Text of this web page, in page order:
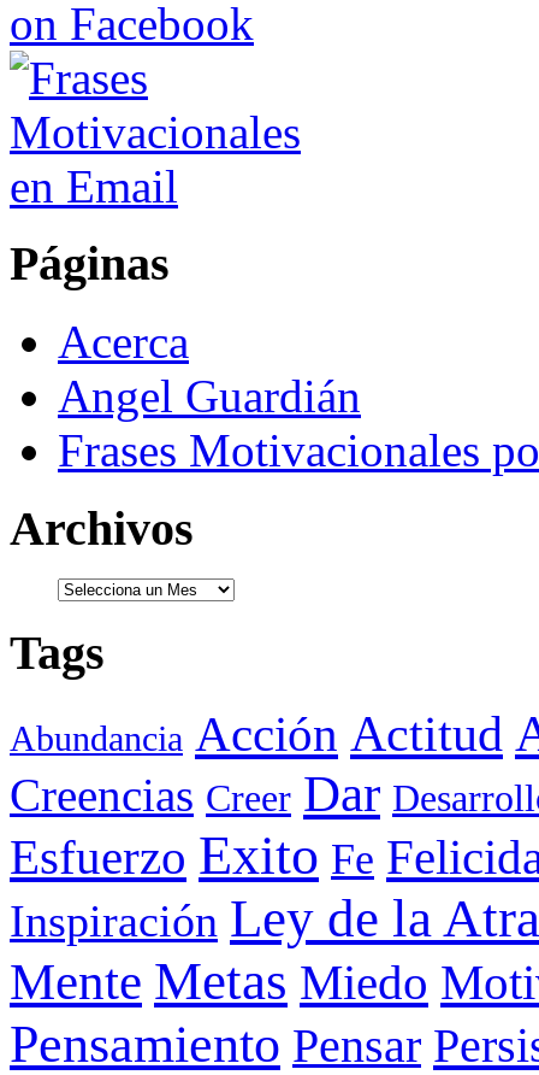
Páginas
Acerca
Angel Guardián
Frases Motivacionales
Archivos
Tags
Abundancia Acción Actitud
Creencias Creer Dar
Esfuerzo Exito Fe
Inspiración Ley de la
Mente Metas Miedo
Pensamiento Pensar